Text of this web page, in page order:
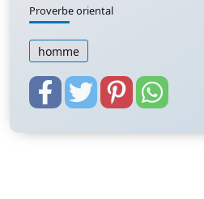
Proverbe oriental
homme